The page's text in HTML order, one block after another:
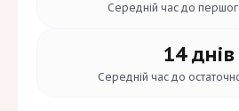
Середній час до
14 днів
Середній час до